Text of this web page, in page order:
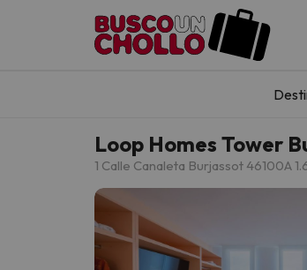
Loop Homes Tower
1 Calle Canaleta Burjassot 46100A